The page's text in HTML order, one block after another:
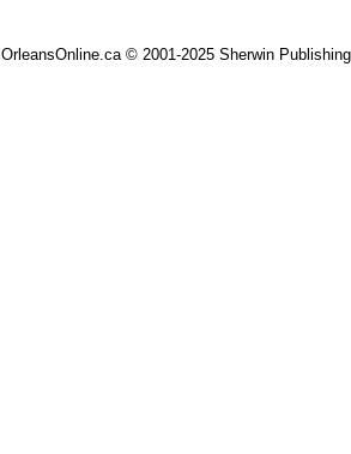
OrleansOnline.ca © 2001-2025 Sherwin Publishing